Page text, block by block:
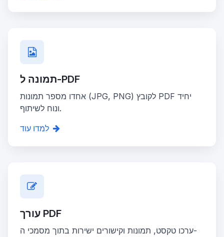
תמונה ל-PDF
אחדו מספר תמונות (JPG, PNG) לקובץ PDF יחיד
ונוח לשיתוף.
למדו עוד
עורך PDF
ערכו טקסט, תמונות וקישורים ישירות בתוך מסמכי ה-